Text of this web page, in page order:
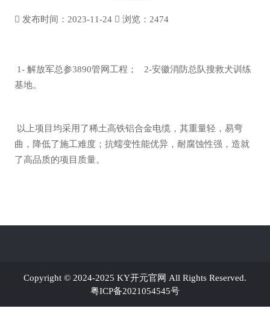
发布时间：2023-11-24 浏览： 2474
1- 解放军总参3890管网工程； 2-安徽消防总队搜救犬训练
基地。
以上项目均采用了稀土高铁铝合金电缆，其重量轻，易弯
曲，降低了施工难度；抗蠕变性能优异，耐腐蚀性强，造就
了高品质的项目质量。
Copyright © 2024-2025 KY开元官网 All Rights Reserved.
粤ICP备2021054545号